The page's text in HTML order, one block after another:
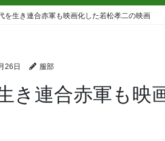
を生き連合赤軍も映画化した若松孝二の映画
26日 服部
き連合赤軍も映